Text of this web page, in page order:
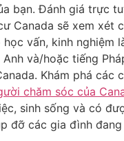
bạn. Đánh giá trực
Canada sẽ xem xét
vấn, kinh nghiệm
và/hoặc tiếng
Khám phá các
chăm sóc của
sinh sống và có
đỡ các gia đình đang